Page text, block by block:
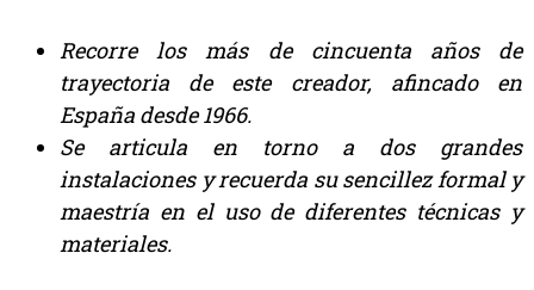
Recorre los más de cincuenta años de
trayectoria de este creador, afincado en
España desde 1966.
Se articula en torno a dos grandes
instalaciones y recuerda su sencillez formal y
maestría en el uso de diferentes técnicas y
materiales.